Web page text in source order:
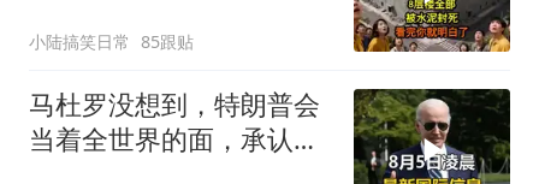
小陆搞笑日常 85跟贴
马杜罗没想到，特朗普会
当着全世界的面，承认一